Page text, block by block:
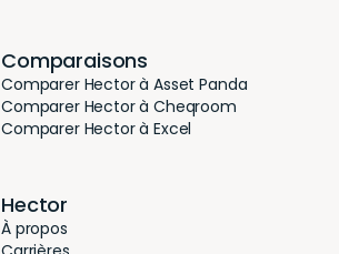
Comparaisons
Comparer Hector à Asset Panda
Comparer Hector à Cheqroom
Comparer Hector à Excel
Hector
À propos